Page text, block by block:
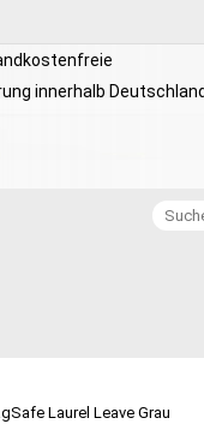
innerhalb
Laurel Leave Grau